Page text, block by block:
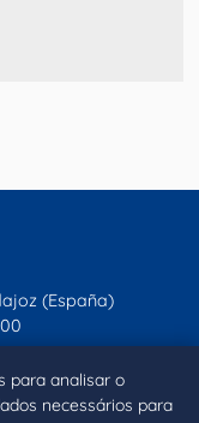
para analisar o
necessários para
(España)